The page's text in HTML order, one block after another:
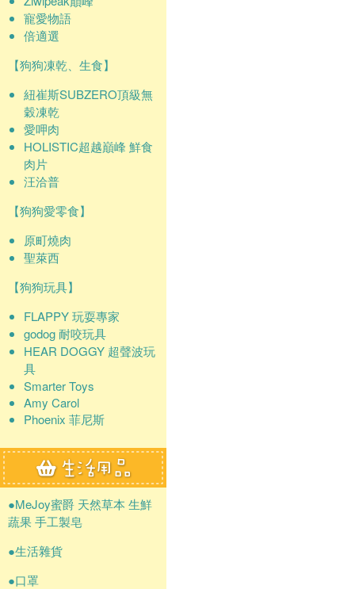
寵愛物語
倍適選
【狗狗凍乾、生食】
紐崔斯SUBZERO頂級無
穀凍乾
愛呷肉
HOLISTIC超越巔峰 鮮食
肉片
汪洽普
【狗狗愛零食】
原町燒肉
聖萊西
【狗狗玩具】
FLAPPY 玩耍專家
godog 耐咬玩具
HEAR DOGGY 超聲波玩
具
Smarter Toys
Amy Carol
Phoenix 菲尼斯
●MeJoy蜜爵 天然草本 生鮮
蔬果 手工製皂
●生活雜貨
●口罩